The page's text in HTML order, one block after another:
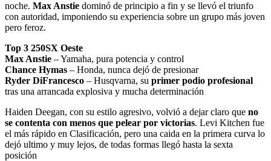
noche. Max Anstie dominó de principio a fin y se llevó el triunfo
con autoridad, imponiendo su experiencia sobre un grupo más joven
pero feroz.
Top 3 250SX Oeste
Max Anstie – Yamaha, pura potencia y control
Chance Hymas – Honda, nunca dejó de presionar
Ryder DiFrancesco – Husqvarna, su primer podio profesional
tras una arrancada explosiva y mucha determinación
Haiden Deegan, con su estilo agresivo, volvió a dejar claro que no
se contenta con menos que pelear por victorias. Levi Kitchen fue
el más rápido en Clasificación, pero una caida en la primera curva lo
dejó ultimo y muy lejos, de todas formas llegó hasta la sexta
posición